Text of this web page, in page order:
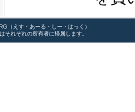
（えす・あーる・しー・はっく）
それぞれの所有者に帰属します。